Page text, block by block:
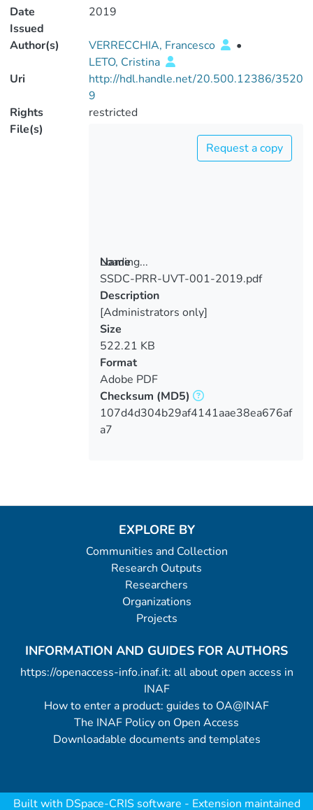
Date
Issued
2019
Author(s) VERRECCHIA, Francesco
•
LETO, Cristina
Uri
http://hdl.handle.net/20.500.12386/3520
9
Rights
restricted
File(s)
Loading...
Loading...
Request a copy
Name
SSDC-PRR-UVT-001-2019.pdf
Description
[Administrators only]
Size
522.21 KB
Format
Adobe PDF
Checksum (MD5)
107d4d304b29af4141aae38ea676af
a7
EXPLORE BY
Communities and Collection
Research Outputs
Researchers
Organizations
Projects
INFORMATION AND GUIDES FOR AUTHORS
https://openaccess-info.inaf.it: all about open access in
INAF
How to enter a product: guides to OA@INAF
The INAF Policy on Open Access
Downloadable documents and templates
Built with DSpace-CRIS software - Extension maintained